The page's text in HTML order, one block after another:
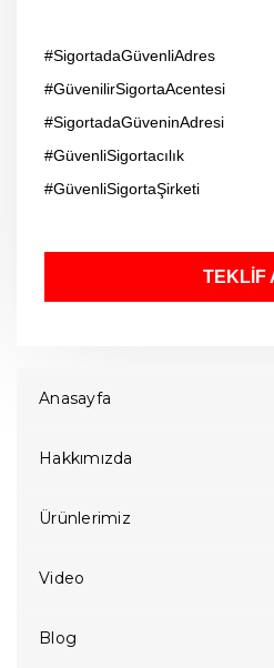
#SigortadaGüvenliAdres
#GüvenilirSigortaAcentesi
#SigortadaGüveninAdresi
#GüvenliSigortacılık
#GüvenliSigortaŞirketi
TEKLİF
Anasayfa
Hakkımızda
Ürünlerimiz
Video
Blog